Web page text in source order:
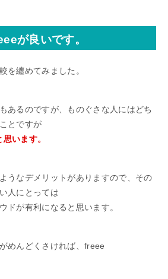
が良いです。
を纏めてみました。
あるのですが、ものぐさな人にはどち
とですが
います。
うなデメリットがありますので、その
人にとっては
ドが有利になると思います。
めんどくさければ、freee